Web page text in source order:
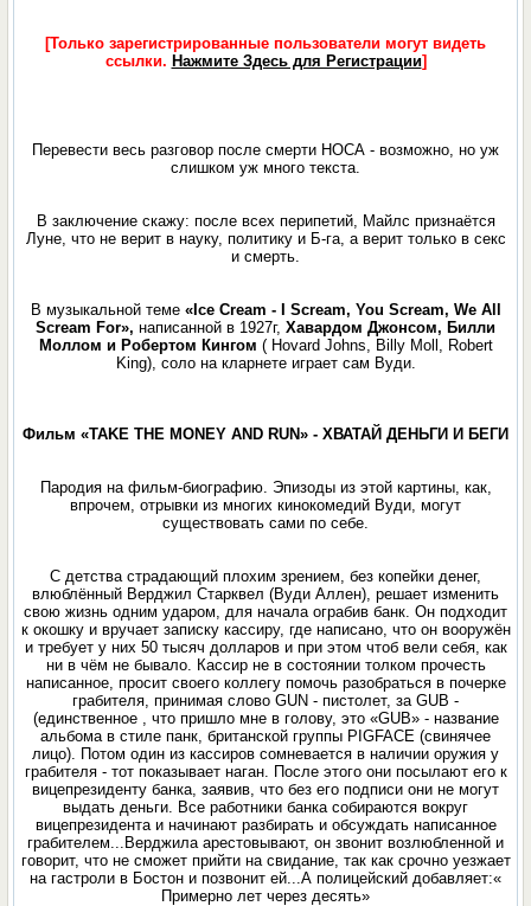
[Только зарегистрированные пользователи могут видеть
ссылки. Нажмите Здесь для Регистрации]
Перевести весь разговор после смерти НОСА - возможно, но уж
слишком уж много текста.
В заключение скажу: после всех перипетий, Майлс признаётся
Луне, что не верит в науку, политику и Б-га, а верит только в секс
и смерть.
В музыкальной теме «Ice Cream - I Scream, You Scream, We All
Scream For», написанной в 1927г, Xавардом Джонсом, Билли
Моллом и Робертом Кингом ( Hovard Johns, Billy Moll, Robert
King), соло на кларнете играет сам Вуди.
Фильм «TAKE THE MONEY AND RUN» - ХВАТАЙ ДЕНЬГИ И БЕГИ
Пародия на фильм-биографию. Эпизоды из этой картины, как,
впрочем, отрывки из многих кинокомедий Вуди, могут
существовать сами по себе.
С детства страдающий плохим зрением, без копейки денег,
влюблённый Верджил Старквел (Вуди Аллен), решает изменить
свою жизнь одним ударом, для начала ограбив банк. Он подходит
к окошку и вручает записку кассиру, где написано, что он вооружён
и требует у них 50 тысяч долларов и при этом чтоб вели себя, как
ни в чём не бывало. Кассир не в состоянии толком прочесть
написанное, просит своего коллегу помочь разобраться в почерке
грабителя, принимая слово GUN - пистолет, за GUB -
(единственное , что пришло мне в голову, это «GUB» - название
альбома в стиле панк, британской группы PIGFACE (свинячее
лицо). Потом один из кaссиров сомневается в наличии oружия у
грабителя - тот показывает наган. После этого они посылают его к
вицепрезиденту банка, заявив, что без его подписи они не могут
выдать дeньги. Все работники банка собираются вокруг
вицепрезидента и начинают разбирать и обсуждать написанное
грабителем...Верджила арестовывают, он звонит возлюбленной и
говорит, что не сможет прийти на свидание, так как срочно уезжает
на гастроли в Бостон и позвонит ей...А полицейский добавляет:«
Примерно лет через десять»